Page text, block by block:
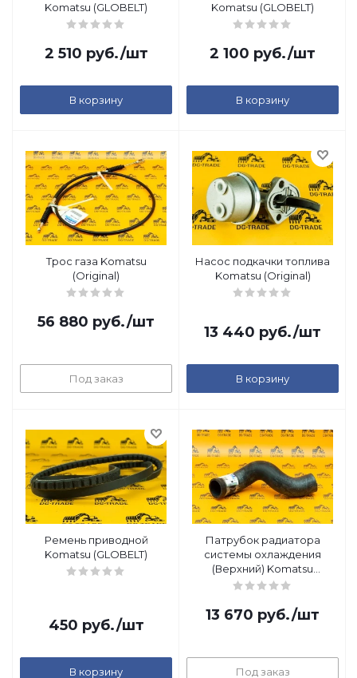
Komatsu (GLOBELT)
2 510 руб./шт
В корзину
Komatsu (GLOBELT)
2 100 руб./шт
В корзину
Трос газа Komatsu
(Original)
56 880 руб./шт
Под заказ
Насос подкачки топлива
Komatsu (Original)
13 440 руб./шт
В корзину
Ремень приводной
Komatsu (GLOBELT)
450 руб./шт
В корзину
Патрубок радиатора
системы охлаждения
(Верхний) Komatsu
(Original)
13 670 руб./шт
Под заказ